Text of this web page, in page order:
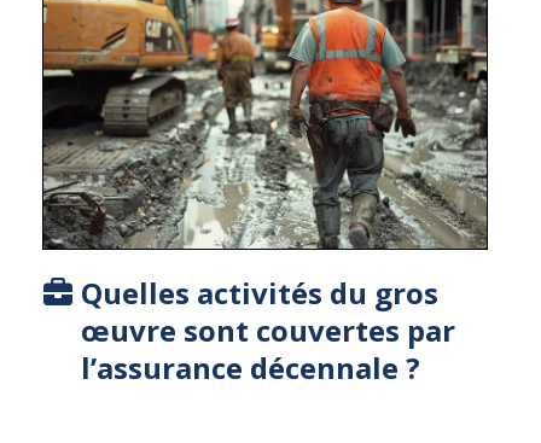
Quelles activités du gros
œuvre sont couvertes par
l’assurance décennale ?